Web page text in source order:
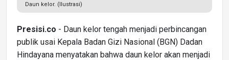
Daun kelor. (Ilustrasi)
Presisi.co - Daun kelor tengah menjadi perbincangan
publik usai Kepala Badan Gizi Nasional (BGN) Dadan
Hindayana menyatakan bahwa daun kelor akan menjadi